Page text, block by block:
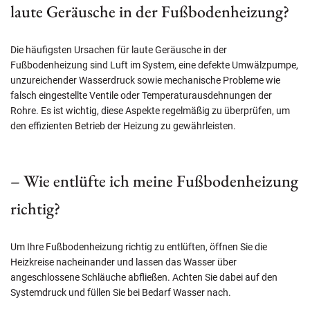
laute Geräusche in der Fußbodenheizung?
Die häufigsten Ursachen für laute Geräusche in der
Fußbodenheizung sind Luft im System, eine defekte Umwälzpumpe,
unzureichender Wasserdruck sowie mechanische Probleme wie
falsch eingestellte Ventile oder Temperaturausdehnungen der
Rohre. Es ist wichtig, diese Aspekte regelmäßig zu überprüfen, um
den effizienten Betrieb der Heizung zu gewährleisten.
– Wie entlüfte ich meine Fußbodenheizung
richtig?
Um Ihre Fußbodenheizung richtig zu entlüften, öffnen Sie die
Heizkreise nacheinander und lassen das Wasser über
angeschlossene Schläuche abfließen. Achten Sie dabei auf den
Systemdruck und füllen Sie bei Bedarf Wasser nach.